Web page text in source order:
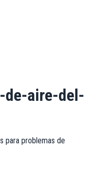
de-aire-del-
para problemas de